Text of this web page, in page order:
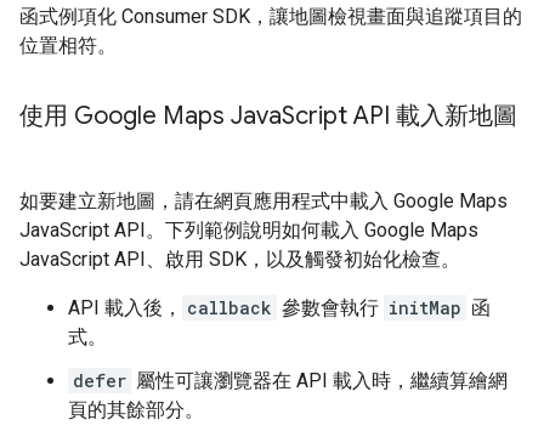
函式例項化 Consumer SDK，讓地圖檢視畫面與追蹤項目的
位置相符。
使用 Google Maps JavaScript API 載入新地圖
如要建立新地圖，請在網頁應用程式中載入 Google Maps
JavaScript API。下列範例說明如何載入 Google Maps
JavaScript API、啟用 SDK，以及觸發初始化檢查。
API 載入後， callback 參數會執行 initMap 函
式。
defer 屬性可讓瀏覽器在 API 載入時，繼續算繪網
頁的其餘部分。